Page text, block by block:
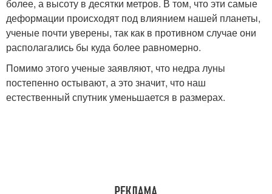
более, а высоту в десятки метров. В том, что эти самые
деформации происходят под влиянием нашей планеты,
ученые почти уверены, так как в противном случае они
располагались бы куда более равномерно.
Помимо этого ученые заявляют, что недра луны
постепенно остывают, а это значит, что наш
естественный спутник уменьшается в размерах.